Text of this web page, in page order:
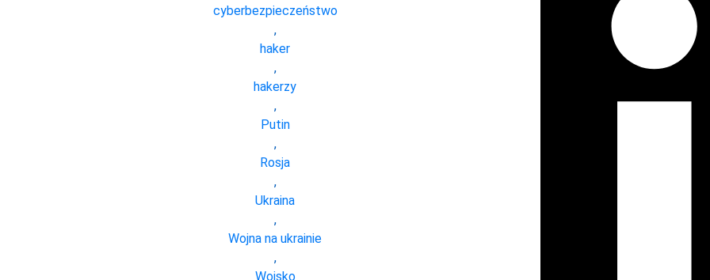
cyberbezpieczeństwo
,
haker
,
hakerzy
,
Putin
,
Rosja
,
Ukraina
,
Wojna na ukrainie
,
Wojsko